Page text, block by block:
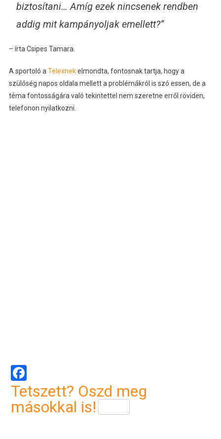
biztosítani… Amíg ezek nincsenek rendben
addig mit kampányoljak emellett?”
– írta Csipes Tamara.
A sportoló a Telexnekelmondta, fontosnak tartja, hogy a
szülőség napos oldala mellett a problémákról is szó essen, de a
téma fontosságára való tekintettel nem szeretne erről röviden,
telefonon nyilatkozni.
Facebook
Tetszett? Oszd meg
másokkal is!